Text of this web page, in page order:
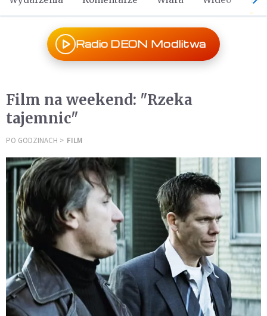
Radio DEON Modlitwa
Film na weekend: "Rzeka
tajemnic"
PO GODZINACH FILM